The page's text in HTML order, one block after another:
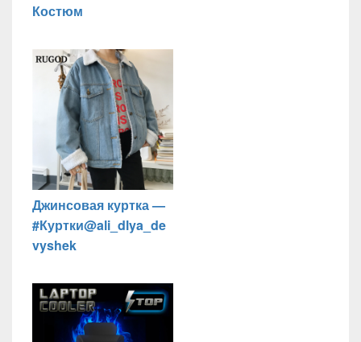
Костюм
Джинсовая куртка —
#Куртки@ali_dlya_de
vyshek